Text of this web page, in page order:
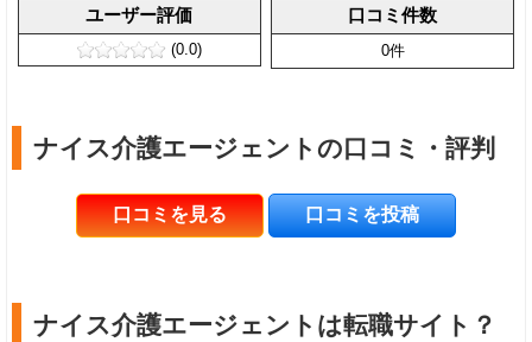
ユーザー評価
(0.0)
口コミ件数
0件
ナイス介護エージェントの口コミ・評判
口コミを見る 口コミを投稿
ナイス介護エージェントは転職サイト？